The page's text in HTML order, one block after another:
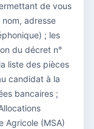
de vous
adresse
; les
du décret n°
liste des pièces
candidat à la
bancaires ;
Agricole (MSA)